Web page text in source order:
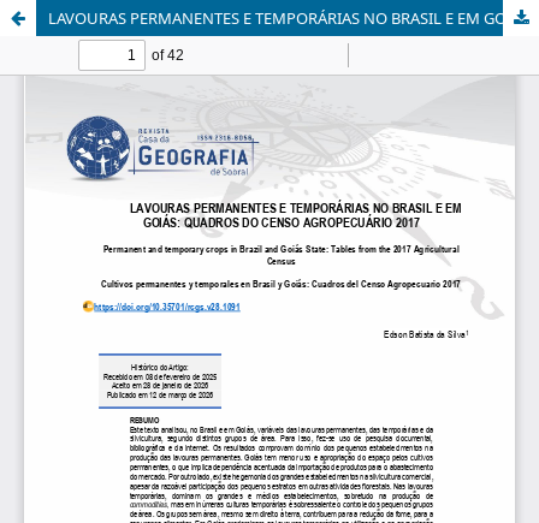
LAVOURAS PERMANENTES E TEMPORÁRIAS NO BRASIL E EM GOIÁS: QUADROS DO CENSO AGROPECUÁRIO 2017